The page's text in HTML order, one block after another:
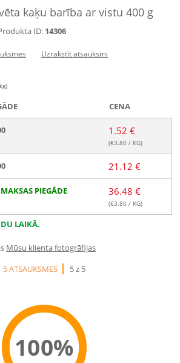
kaķu barība ar vistu 400 g
ID: 14306
Uzrakstīt atsauksmi
CENA
1.52 €
(€3.80 / KG)
21.12 €
PIEGĀDE 36.48 €
(€3.80 / KG)
LAIKĀ.
Mūsu klienta fotogrāfijas
5 ATSAUKSMES
5 z 5
100%